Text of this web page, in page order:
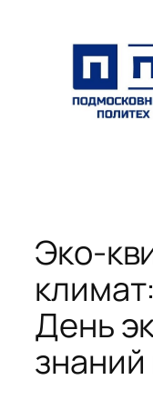
содержимому
Эко-
День